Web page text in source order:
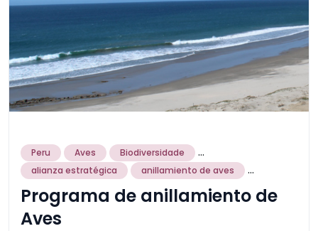
Peru Aves Biodiversidade ...
alianza estratégica anillamiento de aves ...
Programa de anillamiento de
Aves